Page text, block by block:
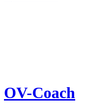
OV-Coach